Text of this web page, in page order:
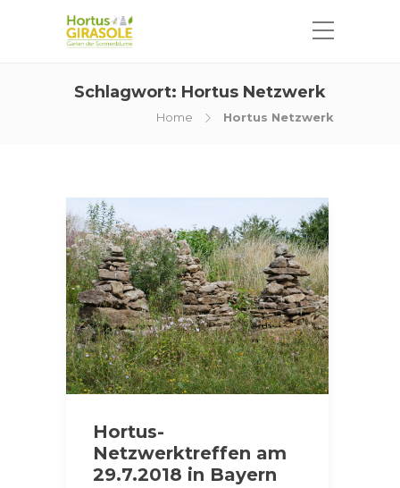
Schlagwort: Hortus Netzwerk
Home Hortus Netzwerk
Hortus-
Netzwerktreffen am
29.7.2018 in Bayern